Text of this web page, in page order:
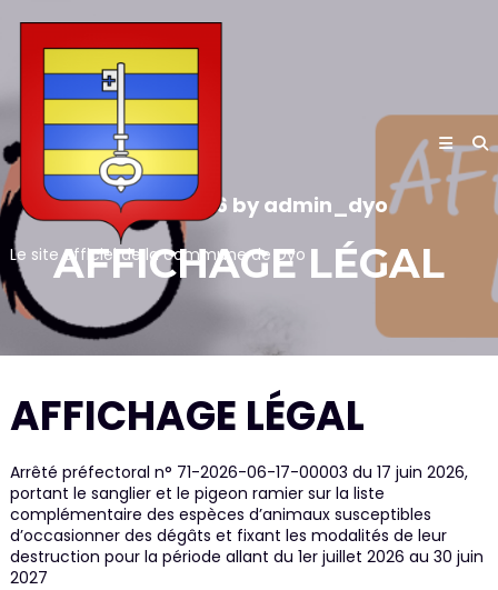
content
Le site officiel de la commune de Dyo
20/06/2026 by admin_dyo
AFFICHAGE LÉGAL
AFFICHAGE LÉGAL
Arrêté préfectoral n° 71-2026-06-17-00003 du 17 juin 2026,
portant le sanglier et le pigeon ramier sur la liste
complémentaire des espèces d’animaux susceptibles
d’occasionner des dégâts et fixant les modalités de leur
destruction pour la période allant du 1er juillet 2026 au 30 juin
2027